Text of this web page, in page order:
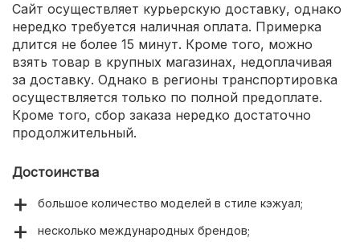
Сайт осуществляет курьерскую доставку, однако
нередко требуется наличная оплата. Примерка
длится не более 15 минут. Кроме того, можно
взять товар в крупных магазинах, недоплачивая
за доставку. Однако в регионы транспортировка
осуществляется только по полной предоплате.
Кроме того, сбор заказа нередко достаточно
продолжительный.
Достоинства
большое количество моделей в стиле кэжуал;
несколько международных брендов;